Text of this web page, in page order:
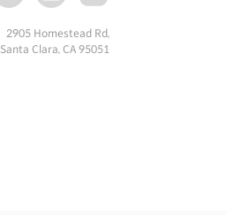
2905 Homestead Rd,
Santa Clara, CA 95051